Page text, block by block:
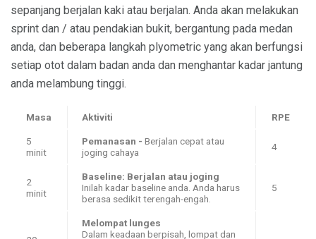
sepanjang berjalan kaki atau berjalan. Anda akan melakukan
sprint dan / atau pendakian bukit, bergantung pada medan
anda, dan beberapa langkah plyometric yang akan berfungsi
setiap otot dalam badan anda dan menghantar kadar jantung
anda melambung tinggi.
Masa Aktiviti RPE
5
minit
Pemanasan - Berjalan cepat atau
joging cahaya
4
2
minit
Baseline: Berjalan atau joging
Inilah kadar baseline anda. Anda harus
berasa sedikit terengah-engah.
5
Melompat lunges
Dalam keadaan berpisah, lompat dan